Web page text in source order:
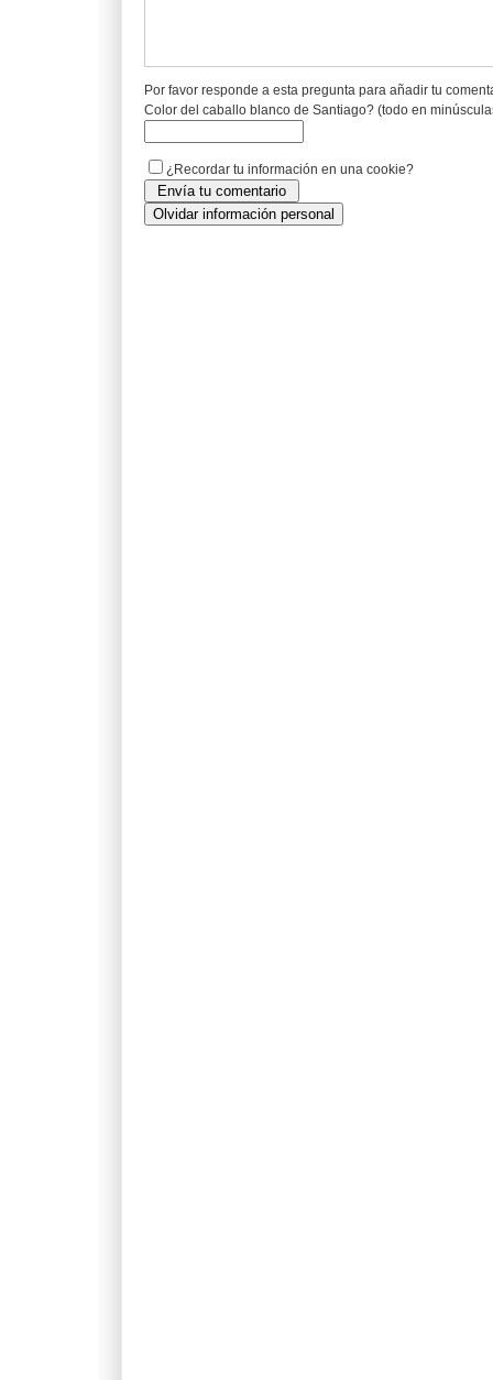
Por favor responde a esta pregunta para añadir tu
Color del caballo blanco de Santiago? (todo en
¿Recordar tu información en una cookie?